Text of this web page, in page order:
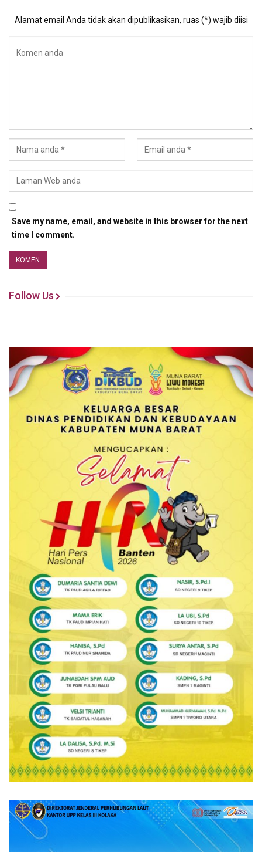
Alamat email Anda tidak akan dipublikasikan, ruas (*) wajib diisi
Save my name, email, and website in this browser for the next
time I comment.
Follow Us